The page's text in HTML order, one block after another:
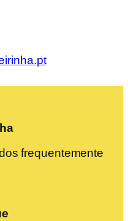
frequentemente